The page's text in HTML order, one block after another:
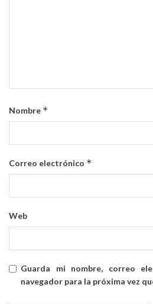
Nombre *
Correo electrónico *
Web
Guarda mi nombre, correo
navegador para la próxima vez